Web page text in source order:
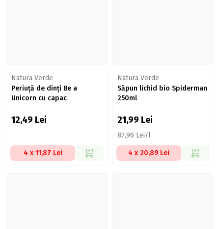
Natura Verde
Periuță de dinți Be a
Unicorn cu capac
12,49 Lei
4 x 11,87 Lei
Natura Verde
Săpun lichid bio Spiderman
250ml
21,99 Lei
87,96 Lei/l
4 x 20,89 Lei